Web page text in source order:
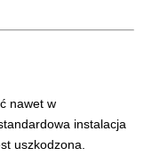
nawet w
instalacja
uszkodzona.